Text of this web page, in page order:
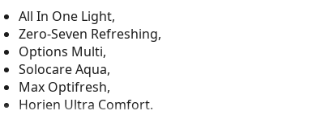
All In One Light,
Zero-Seven Refreshing,
Options Multi,
Solocare Aqua,
Max Optifresh,
Horien Ultra Comfort.